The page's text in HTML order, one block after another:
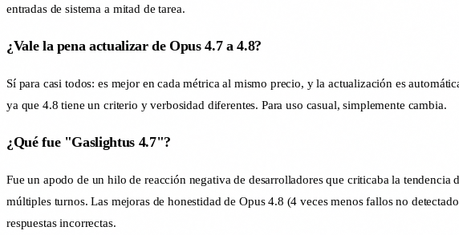
entradas de sistema a mitad de tarea.
¿Vale la pena actualizar de Opus 4.7 a 4.8?
Sí para casi todos: es mejor en cada métrica al mismo precio, y la actualización es
ya que 4.8 tiene un criterio y verbosidad diferentes. Para uso casual, simplemente cambia.
¿Qué fue "Gaslightus 4.7"?
Fue un apodo de un hilo de reacción negativa de desarrolladores que criticaba la
múltiples turnos. Las mejoras de honestidad de Opus 4.8 (4 veces menos fallos no
respuestas incorrectas.